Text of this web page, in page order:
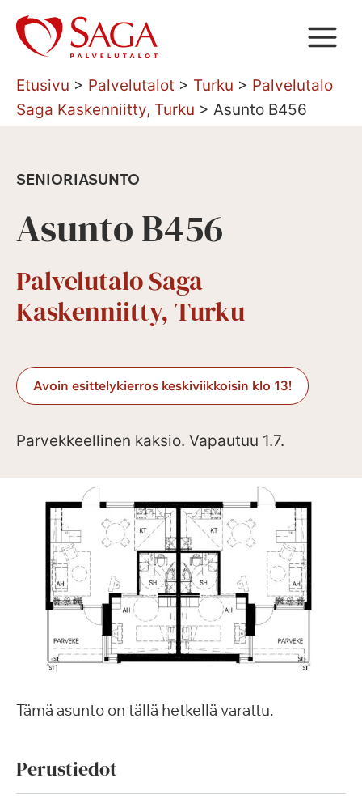
Siirry
sisältöön
Etusivu > Palvelutalot > Turku > Palvelutalo
Saga Kaskenniitty, Turku > Asunto B456
SENIORIASUNTO
Asunto B456
Palvelutalo Saga
Kaskenniitty, Turku
Avoin esittelykierros keskiviikkoisin klo 13!
Parvekkeellinen kaksio. Vapautuu 1.7.
Tämä asunto on tällä hetkellä varattu.
Perustiedot